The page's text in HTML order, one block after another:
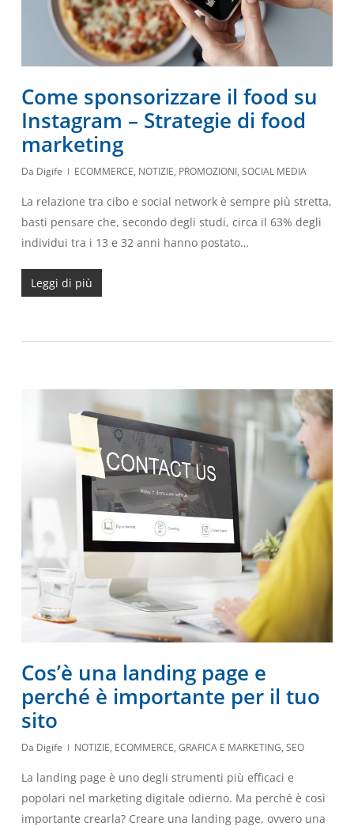
Come sponsorizzare il food su
Instagram – Strategie di food
marketing
Da Digife ECOMMERCE, NOTIZIE, PROMOZIONI, SOCIAL MEDIA
La relazione tra cibo e social network è sempre più stretta,
basti pensare che, secondo degli studi, circa il 63% degli
individui tra i 13 e 32 anni hanno postato…
Leggi di più
Cos’è una landing page e
perché è importante per il tuo
sito
Da Digife NOTIZIE, ECOMMERCE, GRAFICA E MARKETING, SEO
La landing page è uno degli strumenti più efficaci e
popolari nel marketing digitale odierno. Ma perché è così
importante crearla? Creare una landing page, ovvero una